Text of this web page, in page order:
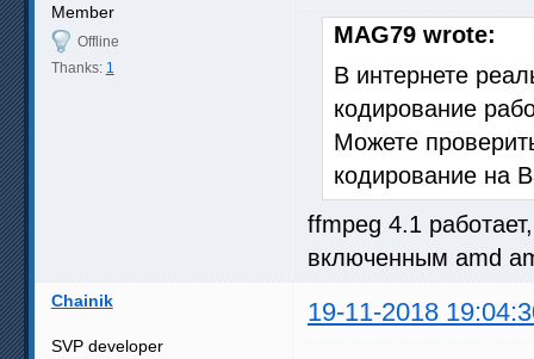
Member
Offline
Thanks: 1
MAG79 wrote:
В интернете
кодирование
Можете
кодирование на
ffmpeg 4.1
включенным amd
Chainik 19-11-2018
SVP developer